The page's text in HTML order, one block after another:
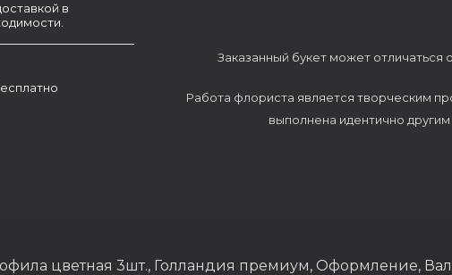
в
Заказанный букет может отличаться
Работа флориста является творческим
выполнена идентично
цветная 3шт., Голландия премиум, Оформление,